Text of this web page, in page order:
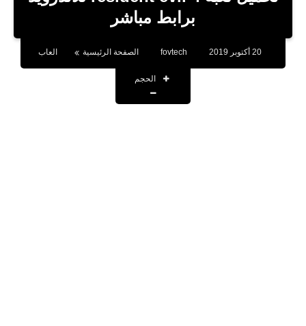
برابط مباشر
20 أكتوبر 2019 fovtech الصفحة الرئيسية العاب
الحجم